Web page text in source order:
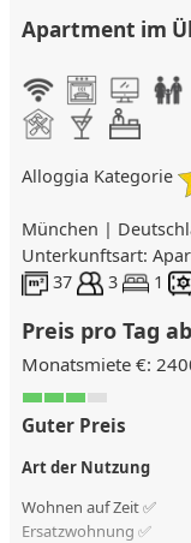
Apartment im
Alloggia Kategorie
München |
Unterkunftsart:
37
3 1
Preis pro Tag
Monatsmiete €:
Guter Preis
Art der Nutzung
Wohnen auf Zeit ✅
Ersatzwohnung ✅